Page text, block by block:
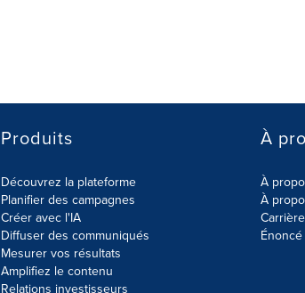
Produits
Découvrez la plateforme
Planifier des campagnes
Créer avec l'IA
Diffuser des communiqués
Mesurer vos résultats
Amplifiez le contenu
Relations investisseurs
À
À
À